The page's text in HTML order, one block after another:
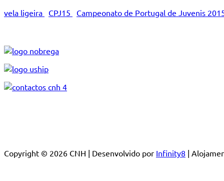
vela ligeira
CPJ15 Campeonato de Portugal de Juvenis
Copyright © 2026 CNH | Desenvolvido por Infinity8 |